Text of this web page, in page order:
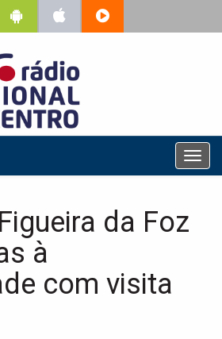
T
o
da Foz
à
com visita